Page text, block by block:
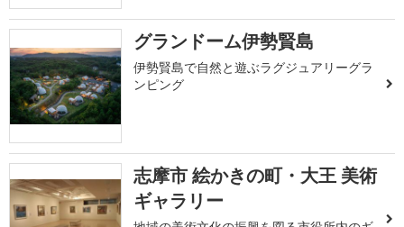
グランドーム伊勢賢島
伊勢賢島で自然と遊ぶラグジュアリーグラ
ンピング
志摩市 絵かきの町・大王 美術
ギャラリー